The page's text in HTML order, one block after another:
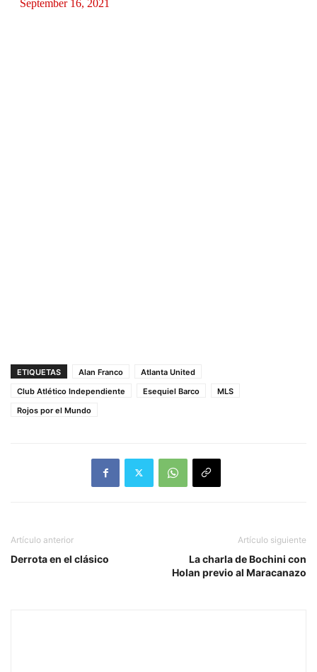
September 16, 2021
ETIQUETAS Alan Franco
Atlanta United
Club Atlético Independiente
Esequiel Barco
MLS
Rojos por el Mundo
Artículo anterior
Derrota en el clásico
Artículo siguiente
La charla de Bochini con
Holan previo al Maracanazo